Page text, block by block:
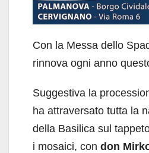
Con la Messa dello
rinnova ogni anno
Suggestiva la
ha attraversato tutta la
della Basilica sul
i mosaici, con don